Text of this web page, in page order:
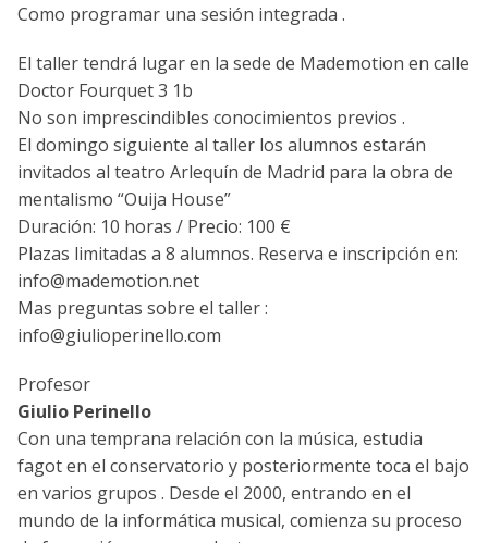
Como programar una sesión integrada .
El taller tendrá lugar en la sede de Mademotion en calle
Doctor Fourquet 3 1b
No son imprescindibles conocimientos previos .
El domingo siguiente al taller los alumnos estarán
invitados al teatro Arlequín de Madrid para la obra de
mentalismo “Ouija House”
Duración: 10 horas / Precio: 100 €
Plazas limitadas a 8 alumnos. Reserva e inscripción en:
info@mademotion.net
Mas preguntas sobre el taller :
info@giulioperinello.com
Profesor
Giulio Perinello
Con una temprana relación con la música, estudia
fagot en el conservatorio y posteriormente toca el bajo
en varios grupos . Desde el 2000, entrando en el
mundo de la informática musical, comienza su proceso